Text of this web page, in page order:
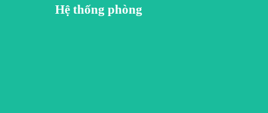
Hệ thống phòng
nét, chúng tôi tô điểm cho không gian theo hướng hoài cổ, tối giản, mộc mạc nhưng không kém phần tinh